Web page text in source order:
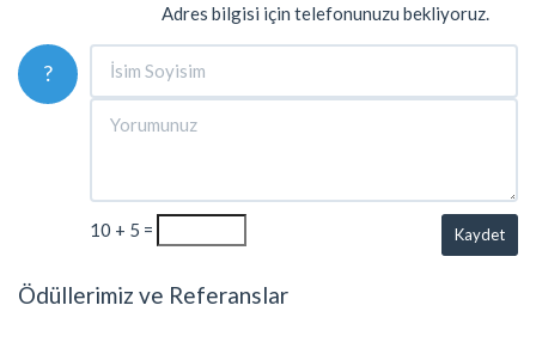
Adres bilgisi için telefonunuzu bekliyoruz.
?
10 + 5 = Kaydet
Ödüllerimiz ve Referanslar